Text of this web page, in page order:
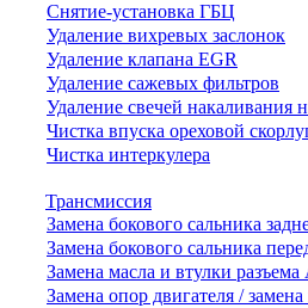
Снятие-установка ГБЦ
Удаление вихревых заслонок
Удаление клапана EGR
Удаление сажевых фильтров
Удаление свечей накаливания
Чистка впуска ореховой
Чистка интеркулера
Трансмиссия
Замена бокового сальника
Замена бокового сальника
Замена масла и втулки
Замена опор двигателя /